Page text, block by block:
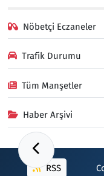
Nöbetçi Eczaneler
Trafik Durumu
Tüm Manşetler
Haber Arşivi
RSS